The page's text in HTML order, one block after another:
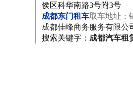
侯区科华南路3号附3号
成都东门租车取车地址
成都佳峰商务服务有限公
搜索关键字 ： 成都汽车租